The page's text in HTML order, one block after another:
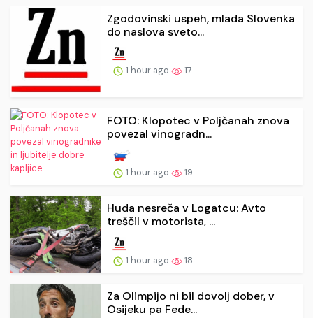
Zgodovinski uspeh, mlada Slovenka
do naslova sveto...
1 hour ago 17
FOTO: Klopotec v Poljčanah znova
povezal vinogradn...
1 hour ago 19
Huda nesreča v Logatcu: Avto
treščil v motorista, ...
1 hour ago 18
Za Olimpijo ni bil dovolj dober, v
Osijeku pa Fede...